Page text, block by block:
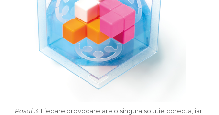
Pasul 3. Fiecare provocare are o singura solutie corecta, iar